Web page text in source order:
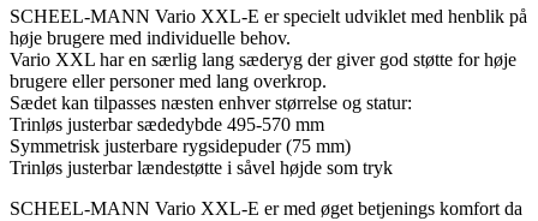
SCHEEL-MANN Vario XXL-E er specielt udviklet med henblik på
høje brugere med individuelle behov.
Vario XXL har en særlig lang sæderyg der giver god støtte for høje
brugere eller personer med lang overkrop.
Sædet kan tilpasses næsten enhver størrelse og statur:
Trinløs justerbar sædedybde 495-570 mm
Symmetrisk justerbare rygsidepuder (75 mm)
Trinløs justerbar lændestøtte i såvel højde som tryk
SCHEEL-MANN Vario XXL-E er med øget betjenings komfort da